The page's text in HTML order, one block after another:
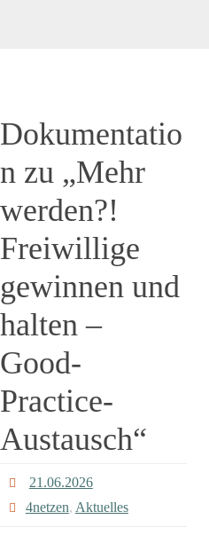
Dokumentatio
n zu „Mehr
werden?!
Freiwillige
gewinnen und
halten –
Good-
Practice-
Austausch“
21.06.2026
4netzen, Aktuelles